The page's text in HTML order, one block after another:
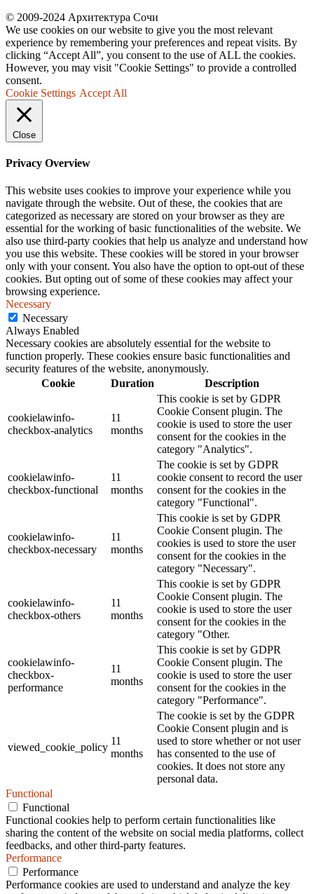
© 2009-2024 Архитектура Сочи
We use cookies on our website to give you the most relevant
experience by remembering your preferences and repeat visits. By
clicking “Accept All”, you consent to the use of ALL the cookies.
However, you may visit "Cookie Settings" to provide a controlled
consent.
Cookie Settings Accept All
Close
Privacy Overview
This website uses cookies to improve your experience while you
navigate through the website. Out of these, the cookies that are
categorized as necessary are stored on your browser as they are
essential for the working of basic functionalities of the website. We
also use third-party cookies that help us analyze and understand how
you use this website. These cookies will be stored in your browser
only with your consent. You also have the option to opt-out of these
cookies. But opting out of some of these cookies may affect your
browsing experience.
Necessary
Necessary
Always Enabled
Necessary cookies are absolutely essential for the website to
function properly. These cookies ensure basic functionalities and
security features of the website, anonymously.
Cookie
Duration Description
cookielawinfo-
checkbox-analytics
11
months
This cookie is set by GDPR
Cookie Consent plugin. The
cookie is used to store the user
consent for the cookies in the
category "Analytics".
cookielawinfo-
checkbox-functional
11
months
The cookie is set by GDPR
cookie consent to record the user
consent for the cookies in the
category "Functional".
cookielawinfo-
checkbox-necessary
11
months
This cookie is set by GDPR
Cookie Consent plugin. The
cookies is used to store the user
consent for the cookies in the
category "Necessary".
cookielawinfo-
checkbox-others
11
months
This cookie is set by GDPR
Cookie Consent plugin. The
cookie is used to store the user
consent for the cookies in the
category "Other.
cookielawinfo-
checkbox-
performance
11
months
This cookie is set by GDPR
Cookie Consent plugin. The
cookie is used to store the user
consent for the cookies in the
category "Performance".
viewed_cookie_policy
11
months
The cookie is set by the GDPR
Cookie Consent plugin and is
used to store whether or not user
has consented to the use of
cookies. It does not store any
personal data.
Functional
Functional
Functional cookies help to perform certain functionalities like
sharing the content of the website on social media platforms, collect
feedbacks, and other third-party features.
Performance
Performance
Performance cookies are used to understand and analyze the key